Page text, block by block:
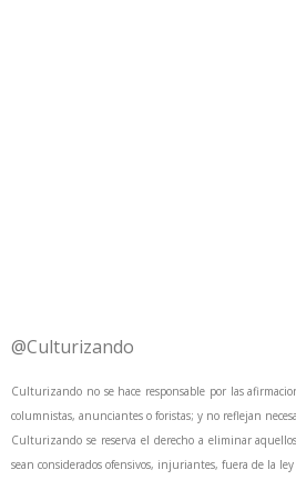
@Culturizando
Culturizando no se hace responsable por las
columnistas, anunciantes o foristas; y no reflejan
Culturizando se reserva el derecho a eliminar
sean considerados ofensivos, injuriantes, fuera de la